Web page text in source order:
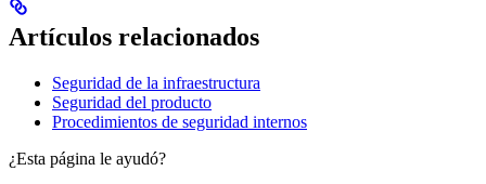
Artículos relacionados
Seguridad de la infraestructura
Seguridad del producto
Procedimientos de seguridad internos
¿Esta página le ayudó?